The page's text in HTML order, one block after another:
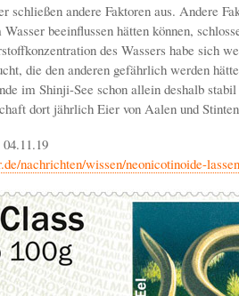
schließen andere Faktoren aus. Andere
beeinflussen hätten können,
des Wassers habe sich
die den anderen gefährlich werden
im Shinji-See schon allein deshalb
dort jährlich Eier von Aalen und
nachrichten/wissen/neonicotinoide-